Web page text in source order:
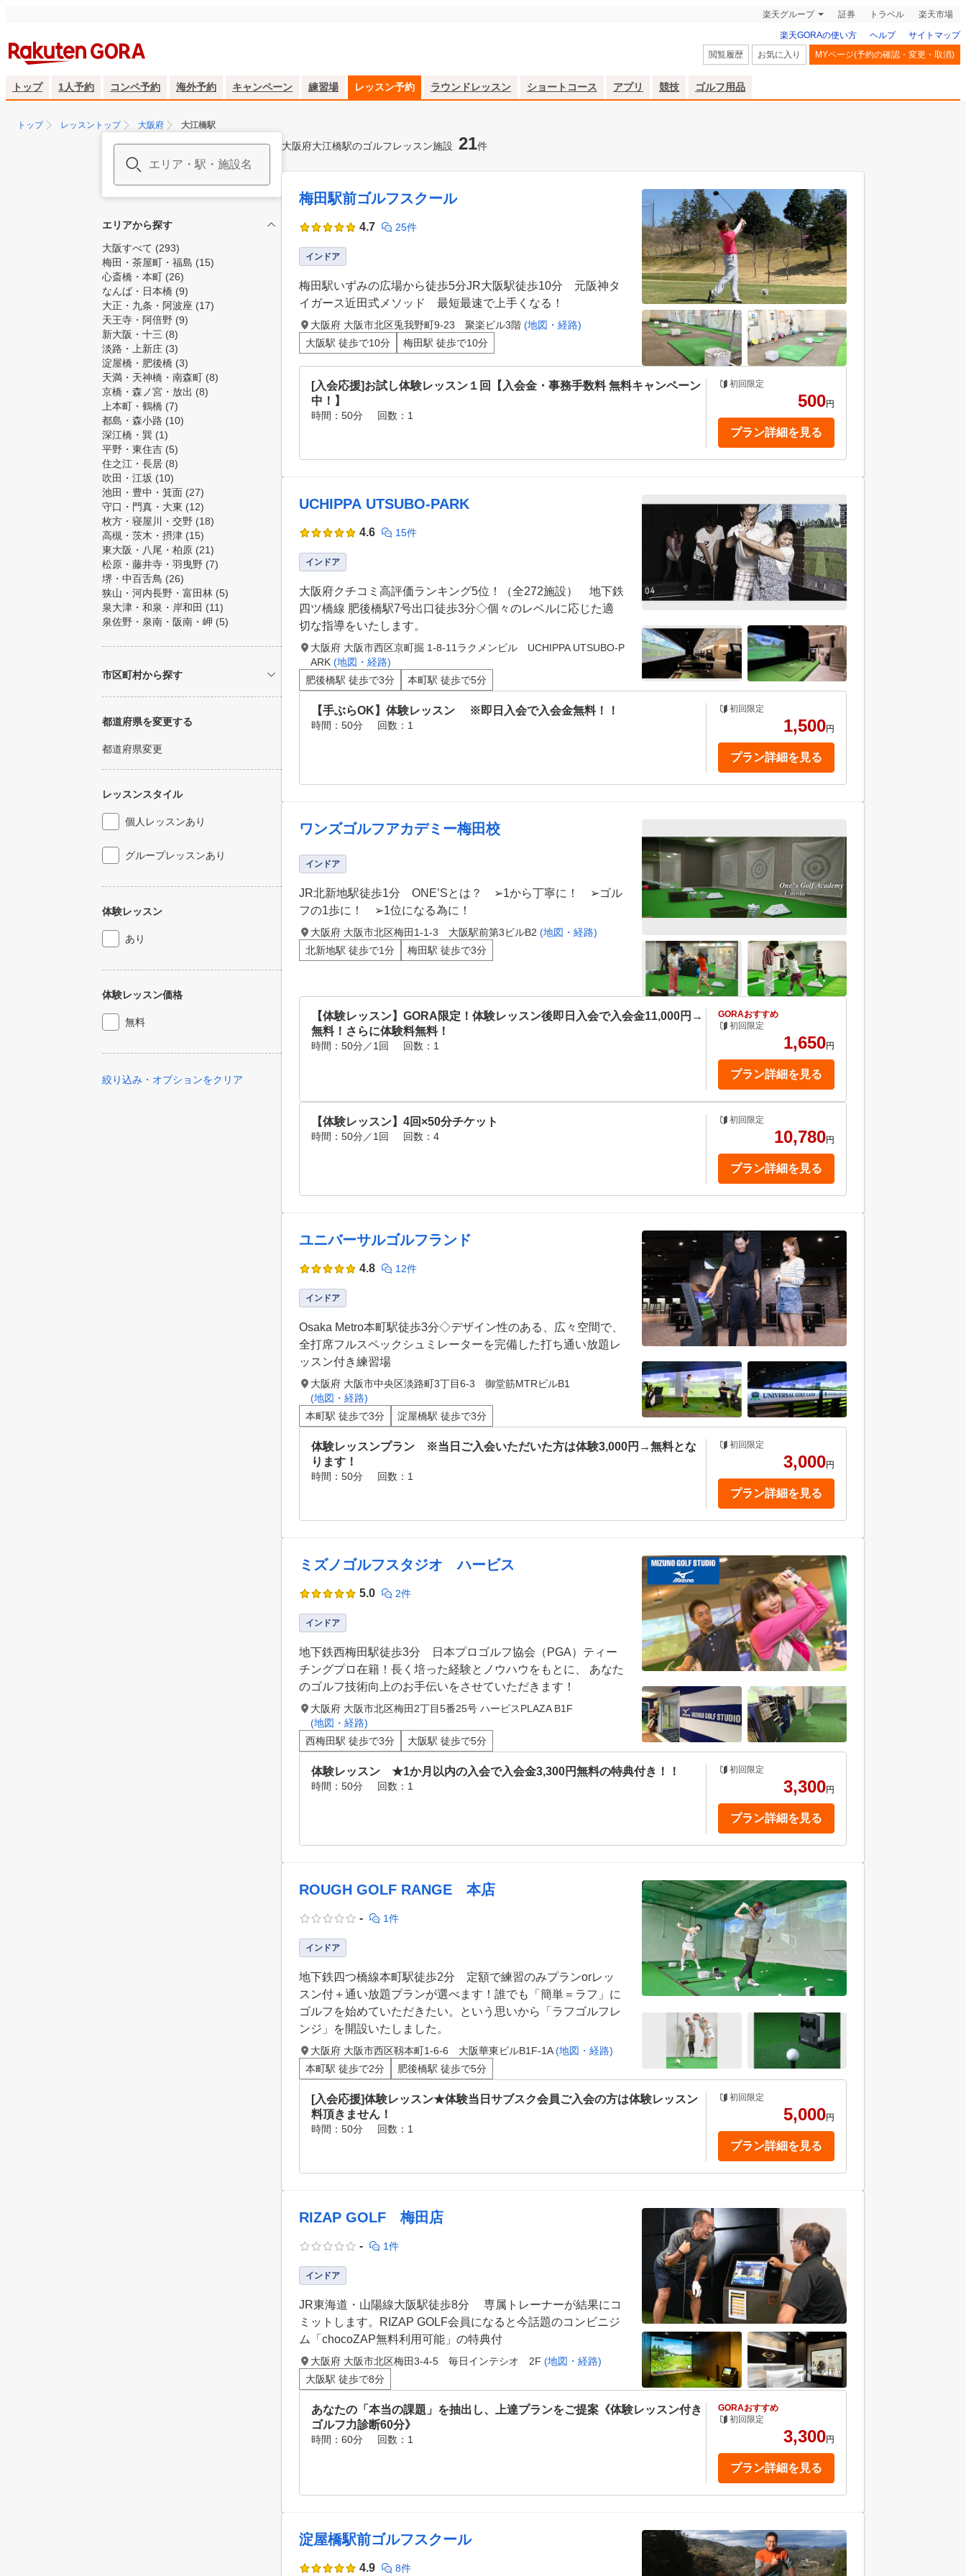
楽天グループ 証券 トラベル 楽天市場
楽天GORAの使い方 ヘルプ
サイトマップ
閲覧履歴
お気に入り MYページ(予約の確認・変更・取消)
トップ 1人予約 コンペ予約 海外予約 キャンペーン 練習場 レッスン予約 ラウンドレッスン ショートコース アプリ 競技 ゴルフ用品
トップ レッスントップ 大阪府 大江橋駅
エリアから探す
大阪すべて (293)
梅田・茶屋町・福島 (15)
心斎橋・本町 (26)
なんば・日本橋 (9)
大正・九条・阿波座 (17)
天王寺・阿倍野 (9)
新大阪・十三 (8)
淡路・上新庄 (3)
淀屋橋・肥後橋 (3)
天満・天神橋・南森町 (8)
京橋・森ノ宮・放出 (8)
上本町・鶴橋 (7)
都島・森小路 (10)
深江橋・巽 (1)
平野・東住吉 (5)
住之江・長居 (8)
吹田・江坂 (10)
池田・豊中・箕面 (27)
守口・門真・大東 (12)
枚方・寝屋川・交野 (18)
高槻・茨木・摂津 (15)
東大阪・八尾・柏原 (21)
松原・藤井寺・羽曳野 (7)
堺・中百舌鳥 (26)
狭山・河内長野・富田林 (5)
泉大津・和泉・岸和田 (11)
泉佐野・泉南・阪南・岬 (5)
市区町村から探す
都道府県を変更する
都道府県変更
レッスンスタイル
個人レッスンあり
グループレッスンあり
体験レッスン
あり
体験レッスン価格
無料
絞り込み・オプションをクリア
大阪府大江橋駅のゴルフレッスン施設 21件
梅田駅前ゴルフスクール
4.7 25件
インドア
梅田駅いずみの広場から徒歩5分JR大阪駅徒歩10分 元阪神タ
イガース近田式メソッド 最短最速で上手くなる！
大阪府 大阪市北区兎我野町9-23 聚楽ビル3階 (地図・経路)
大阪駅 徒歩で10分
梅田駅 徒歩で10分
[入会応援]お試し体験レッスン１回【入会金・事務手数料 無料キャンペーン
中！】
時間：50分 回数：1
初回限定
500円
プラン詳細を見る
UCHIPPA UTSUBO-PARK
4.6 15件
インドア
大阪府クチコミ高評価ランキング5位！（全272施設） 地下鉄
四ツ橋線 肥後橋駅7号出口徒歩3分◇個々のレベルに応じた適
切な指導をいたします。
大阪府 大阪市西区京町掘 1-8-11ラクメンビル UCHIPPA UTSUBO-P
ARK (地図・経路)
肥後橋駅 徒歩で3分
本町駅 徒歩で5分
【手ぶらOK】体験レッスン ※即日入会で入会金無料！！
時間：50分 回数：1
初回限定
1,500円
プラン詳細を見る
ワンズゴルフアカデミー梅田校
インドア
JR北新地駅徒歩1分 ONE’Sとは？ ➢1から丁寧に！ ➢ゴル
フの1歩に！ ➢1位になる為に！
大阪府 大阪市北区梅田1-1-3 大阪駅前第3ビルB2 (地図・経路)
北新地駅 徒歩で1分
梅田駅 徒歩で3分
【体験レッスン】GORA限定！体験レッスン後即日入会で入会金11,000円→
無料！さらに体験料無料！
時間：50分／1回 回数：1
GORAおすすめ
初回限定
1,650円
プラン詳細を見る
【体験レッスン】4回×50分チケット
時間：50分／1回 回数：4
初回限定
10,780円
プラン詳細を見る
ユニバーサルゴルフランド
4.8 12件
インドア
Osaka Metro本町駅徒歩3分◇デザイン性のある、広々空間で、
全打席フルスペックシュミレーターを完備した打ち通い放題レ
ッスン付き練習場
大阪府 大阪市中央区淡路町3丁目6-3 御堂筋MTRビルB1
(地図・経路)
本町駅 徒歩で3分
淀屋橋駅 徒歩で3分
体験レッスンプラン ※当日ご入会いただいた方は体験3,000円→無料とな
ります！
時間：50分 回数：1
初回限定
3,000円
プラン詳細を見る
ミズノゴルフスタジオ ハービス
5.0 2件
インドア
地下鉄西梅田駅徒歩3分 日本プロゴルフ協会（PGA）ティー
チングプロ在籍！長く培った経験とノウハウをもとに、 あなた
のゴルフ技術向上のお手伝いをさせていただきます！
大阪府 大阪市北区梅田2丁目5番25号 ハービスPLAZA B1F
(地図・経路)
西梅田駅 徒歩で3分
大阪駅 徒歩で5分
体験レッスン ★1か月以内の入会で入会金3,300円無料の特典付き！！
時間：50分 回数：1
初回限定
3,300円
プラン詳細を見る
ROUGH GOLF RANGE 本店
- 1件
インドア
地下鉄四つ橋線本町駅徒歩2分 定額で練習のみプランorレッ
スン付＋通い放題プランが選べます！誰でも「簡単＝ラフ」に
ゴルフを始めていただきたい。という思いから「ラフゴルフレ
ンジ」を開設いたしました。
大阪府 大阪市西区靱本町1-6-6 大阪華東ビルB1F-1A(地図・経路)
本町駅 徒歩で2分
肥後橋駅 徒歩で5分
[入会応援]体験レッスン★体験当日サブスク会員ご入会の方は体験レッスン
料頂きません！
時間：50分 回数：1
初回限定
5,000円
プラン詳細を見る
RIZAP GOLF 梅田店
- 1件
インドア
JR東海道・山陽線大阪駅徒歩8分 専属トレーナーが結果にコ
ミットします。RIZAP GOLF会員になると今話題のコンビニジ
ム「chocoZAP無料利用可能」の特典付
大阪府 大阪市北区梅田3-4-5 毎日インテシオ 2F (地図・経路)
大阪駅 徒歩で8分
あなたの「本当の課題」を抽出し、上達プランをご提案《体験レッスン付き
ゴルフ力診断60分》
時間：60分 回数：1
GORAおすすめ
初回限定
3,300円
プラン詳細を見る
淀屋橋駅前ゴルフスクール
4.9 8件